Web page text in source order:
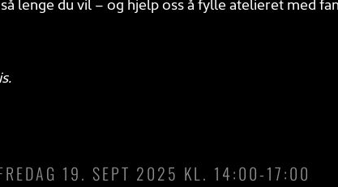
lenge du vil – og hjelp oss å fylle atelieret med
19. SEPT 2025 KL. 14:00-17:00